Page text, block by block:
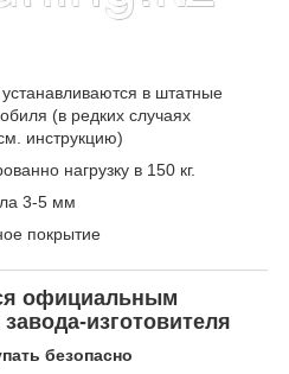
в штатные
(в редких случаях
инструкцию)
нагрузку в 150 кг.
3-5 мм
покрытие
официальным
изготовителя
безопасно